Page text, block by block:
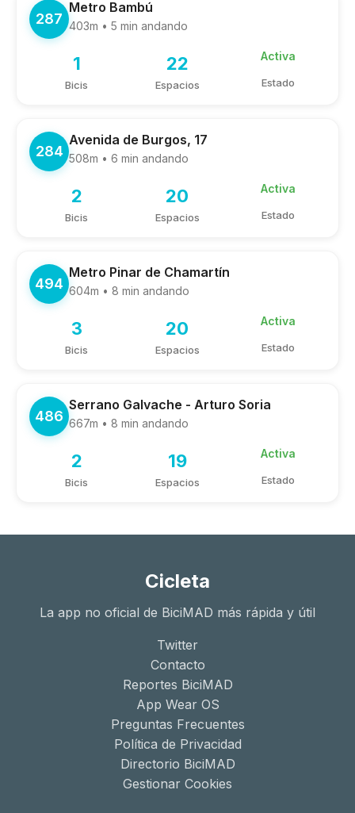
287
Metro Bambú
403m • 5 min andando
1
Bicis
22
Espacios
Activa
Estado
284
Avenida de Burgos, 17
508m • 6 min andando
2
Bicis
20
Espacios
Activa
Estado
494
Metro Pinar de Chamartín
604m • 8 min andando
3
Bicis
20
Espacios
Activa
Estado
486
Serrano Galvache - Arturo Soria
667m • 8 min andando
2
Bicis
19
Espacios
Activa
Estado
Cicleta
La app no oficial de BiciMAD más rápida y útil
Twitter
Contacto
Reportes BiciMAD
App Wear OS
Preguntas Frecuentes
Política de Privacidad
Directorio BiciMAD
Gestionar Cookies